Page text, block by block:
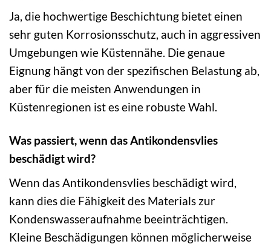
Ja, die hochwertige Beschichtung bietet einen
sehr guten Korrosionsschutz, auch in aggressiven
Umgebungen wie Küstennähe. Die genaue
Eignung hängt von der spezifischen Belastung ab,
aber für die meisten Anwendungen in
Küstenregionen ist es eine robuste Wahl.
Was passiert, wenn das Antikondensvlies
beschädigt wird?
Wenn das Antikondensvlies beschädigt wird,
kann dies die Fähigkeit des Materials zur
Kondenswasseraufnahme beeinträchtigen.
Kleine Beschädigungen können möglicherweise